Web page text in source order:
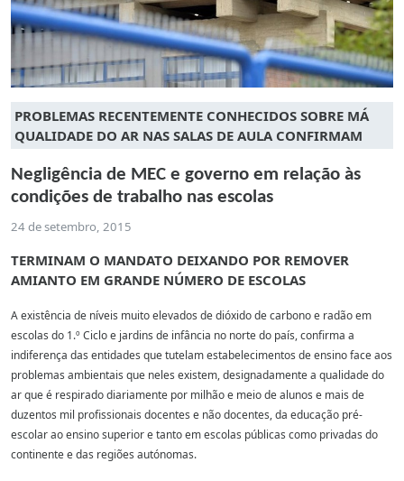
PROBLEMAS RECENTEMENTE CONHECIDOS SOBRE MÁ
QUALIDADE DO AR NAS SALAS DE AULA CONFIRMAM
Negligência de MEC e governo em relação às
condições de trabalho nas escolas
24 de setembro, 2015
TERMINAM O MANDATO DEIXANDO POR REMOVER
AMIANTO EM GRANDE NÚMERO DE ESCOLAS
A existência de níveis muito elevados de dióxido de carbono e radão em
escolas do 1.º Ciclo e jardins de infância no norte do país, confirma a
indiferença das entidades que tutelam estabelecimentos de ensino face aos
problemas ambientais que neles existem, designadamente a qualidade do
ar que é respirado diariamente por milhão e meio de alunos e mais de
duzentos mil profissionais docentes e não docentes, da educação pré-
escolar ao ensino superior e tanto em escolas públicas como privadas do
continente e das regiões autónomas.